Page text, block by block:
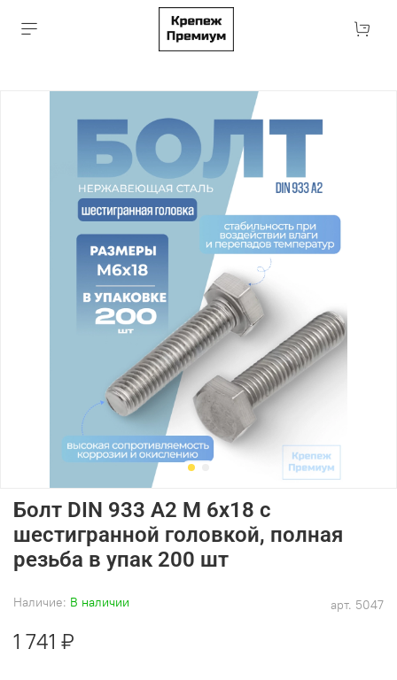
арт. 5047
Наличие: В наличии
Болт DIN 933 А2 M 6х18 с
шестигранной головкой, полная
резьба в упак 200 шт
1 741 ₽